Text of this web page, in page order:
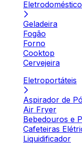
Geladeira
Fogão
Forno
Cooktop
Cervejeira
Eletroportáteis
Aspirador de Pó
Air Fryer
Bebedouros e
Cafeteiras
Liquidificador